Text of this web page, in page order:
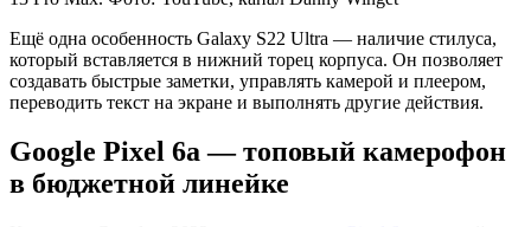
Ещё одна особенность Galaxy S22 Ultra — наличие стилуса,
который вставляется в нижний торец корпуса. Он позволяет
создавать быстрые заметки, управлять камерой и плеером,
переводить текст на экране и выполнять другие действия.
Google Pixel 6a — топовый камерофон
в бюджетной линейке